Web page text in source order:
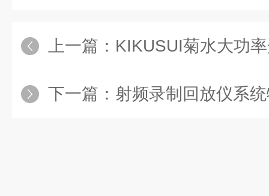
上一篇： KIKUSUI菊水大功率开关交
下一篇： 射频录制回放仪系统